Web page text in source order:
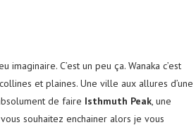
C’est un peu ça. Wanaka c’est
et plaines. Une ville aux allures d’une
de faire Isthmuth Peak , une
souhaitez enchainer alors je vous